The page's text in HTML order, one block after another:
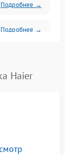
Подробнее →
Подробнее →
Подробнее →
Haier